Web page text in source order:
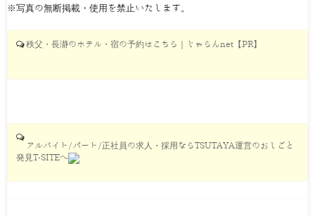
※写真の無断掲載・使用を禁止いたします。
秩父・長瀞のホテル・宿の予約はこちら｜じゃらんnet【PR】
アルバイト/パート/正社員の求人・採用ならTSUTAYA運営のおしごと
発見T-SITEへ